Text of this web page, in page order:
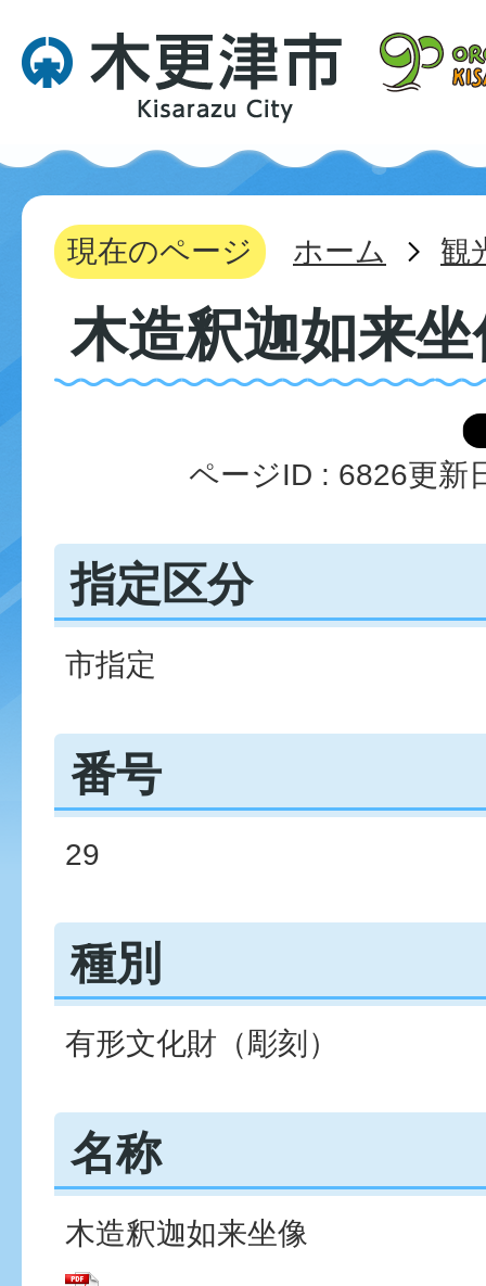
現在のページ ホーム 観
木造釈迦如来
ページID : 6826更新
指定区分
市指定
番号
29
種別
有形文化財（彫刻）
名称
木造釈迦如来坐像